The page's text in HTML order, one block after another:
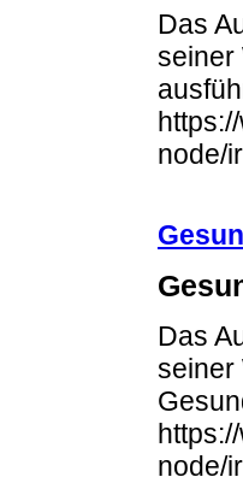
Das
seiner
node/
Das
seiner
node/